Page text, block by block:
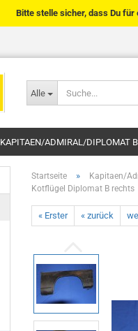
Alle
Bitte stelle sicher, dass Du
KAPITAEN/ADMIRAL/DIPLOMAT B
Startseite » Kapitaen/
Kotflügel Diplomat B rechts
« Erster « zurück